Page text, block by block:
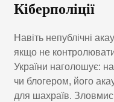
Кіберполіції
Навіть непублічні
якщо не контролювати
України наголошує:
чи блогером, його
для шахраїв.